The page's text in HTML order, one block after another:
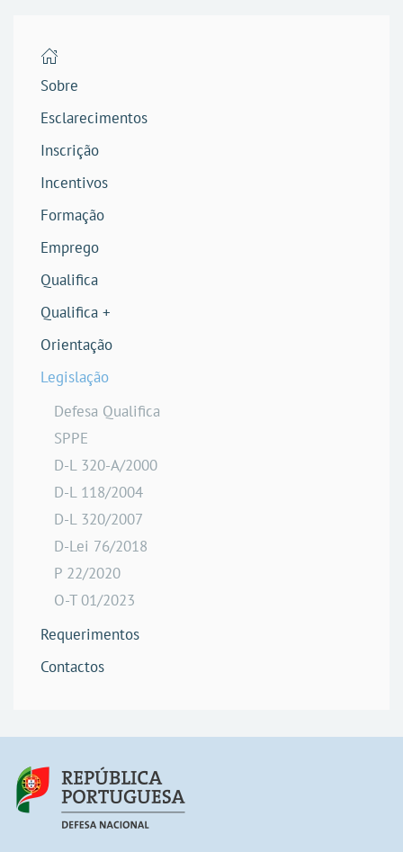
Sobre
Esclarecimentos
Inscrição
Incentivos
Formação
Emprego
Qualifica
Qualifica +
Orientação
Legislação
Defesa Qualifica
SPPE
D-L 320-A/2000
D-L 118/2004
D-L 320/2007
D-Lei 76/2018
P 22/2020
O-T 01/2023
Requerimentos
Contactos